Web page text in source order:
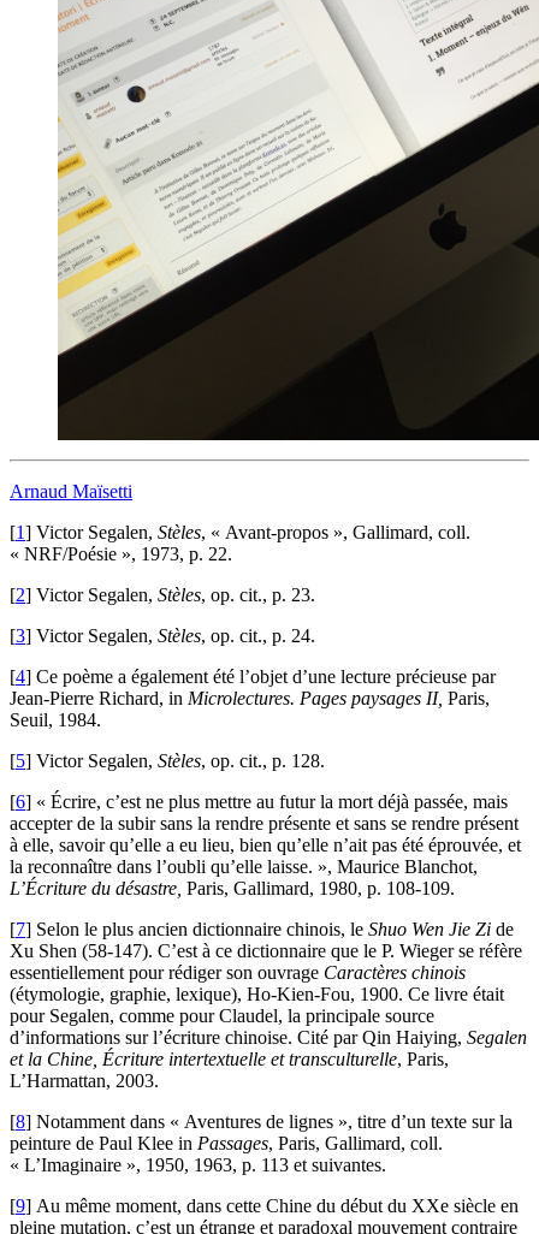
Arnaud Maïsetti
[1] Victor Segalen, Stèles, « Avant-propos », Gallimard, coll.
« NRF/Poésie », 1973, p. 22.
[2] Victor Segalen, Stèles, op. cit., p. 23.
[3] Victor Segalen, Stèles, op. cit., p. 24.
[4] Ce poème a également été l’objet d’une lecture précieuse par
Jean-Pierre Richard, in Microlectures. Pages paysages II, Paris,
Seuil, 1984.
[5] Victor Segalen, Stèles, op. cit., p. 128.
[6] « Écrire, c’est ne plus mettre au futur la mort déjà passée, mais
accepter de la subir sans la rendre présente et sans se rendre présent
à elle, savoir qu’elle a eu lieu, bien qu’elle n’ait pas été éprouvée, et
la reconnaître dans l’oubli qu’elle laisse. », Maurice Blanchot,
L’Écriture du désastre, Paris, Gallimard, 1980, p. 108-109.
[7] Selon le plus ancien dictionnaire chinois, le Shuo Wen Jie Zi de
Xu Shen (58-147). C’est à ce dictionnaire que le P. Wieger se réfère
essentiellement pour rédiger son ouvrage Caractères chinois
(étymologie, graphie, lexique), Ho-Kien-Fou, 1900. Ce livre était
pour Segalen, comme pour Claudel, la principale source
d’informations sur l’écriture chinoise. Cité par Qin Haiying, Segalen
et la Chine, Écriture intertextuelle et transculturelle, Paris,
L’Harmattan, 2003.
[8] Notamment dans « Aventures de lignes », titre d’un texte sur la
peinture de Paul Klee in Passages, Paris, Gallimard, coll.
« L’Imaginaire », 1950, 1963, p. 113 et suivantes.
[9] Au même moment, dans cette Chine du début du XXe siècle en
pleine mutation, c’est un étrange et paradoxal mouvement contraire